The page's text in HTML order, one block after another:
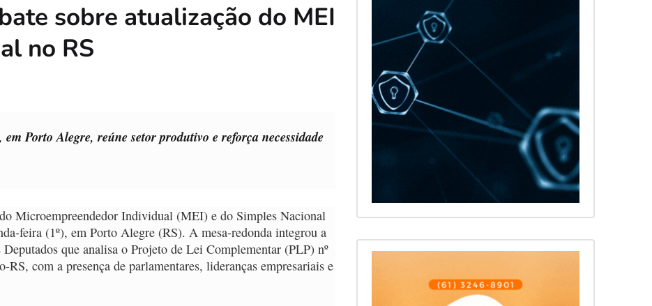
sobre atualização do MEI
no RS
Porto Alegre, reúne setor produtivo e reforça necessidade
Microempreendedor Individual (MEI) e do Simples Nacional
feira (1º), em Porto Alegre (RS). A mesa-redonda integrou a
que analisa o Projeto de Lei Complementar (PLP) nº
RS, com a presença de parlamentares, lideranças empresariais e